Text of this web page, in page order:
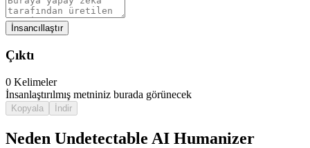
İnsancıllaştır
Çıktı
0 Kelimeler
İnsanlaştırılmış metniniz burada görünecek
Kopyala İndir
Neden Undetectable AI Humanizer